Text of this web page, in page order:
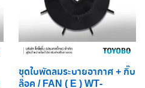
ชุดใบพัดลมระบายอากาศ + กิ๊บ
ล๊อค / FAN ( E ) WT-